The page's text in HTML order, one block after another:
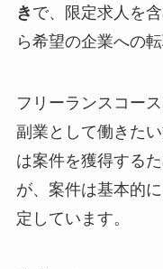
き で、限定求人を
ら希望の企業への
フリーランスコー
副業として働きた
は案件を獲得する
が、 案件は基本的
定 しています。